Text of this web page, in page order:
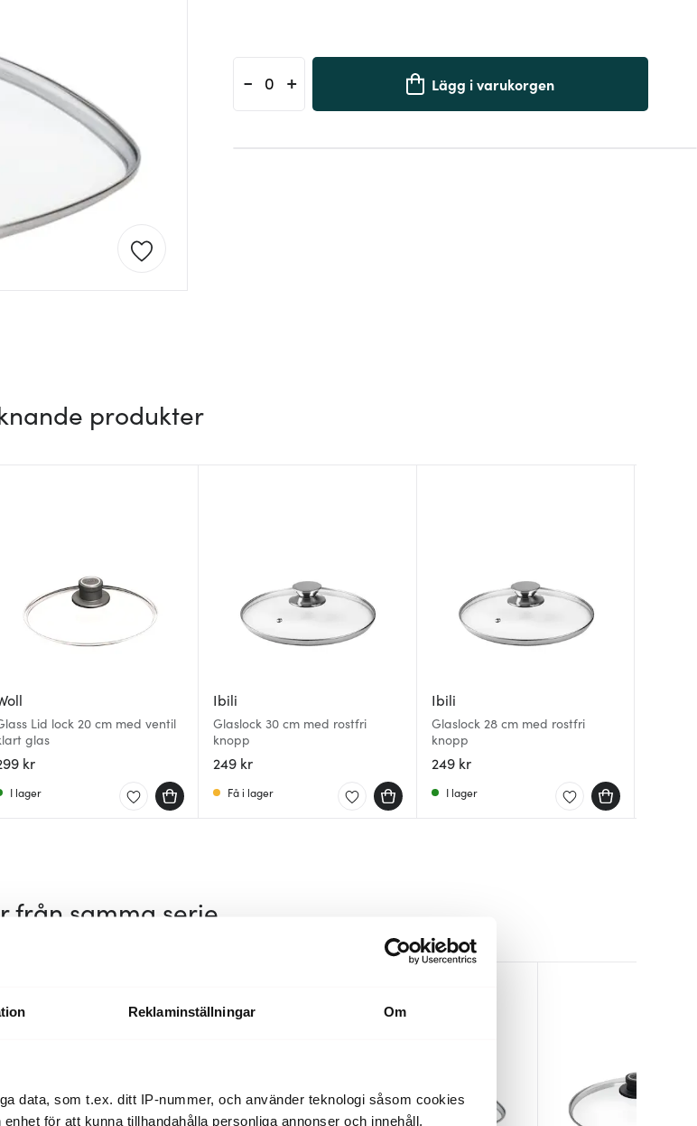
Reklaminställningar Om
data, som t.ex. ditt IP-nummer, och använder teknologi såsom cookies
för att kunna tillhandahålla personliga annonser och innehåll,
- + Lägg i varukorgen
produkter
Lid lock 20 cm med ventil
glas
kr
I lager
Ibili
Glaslock 30 cm med rostfri
knopp
249 kr
Få i lager
Ibili
Glaslock 28 cm med rostfri
knopp
249 kr
I lager
från samma serie